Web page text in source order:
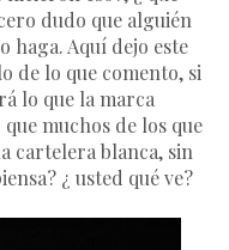
dudo que alguién
haga. Aquí dejo este
de lo que comento, si
lo que la marca
muchos de los que
cartelera blanca, sin
¿ usted qué ve?